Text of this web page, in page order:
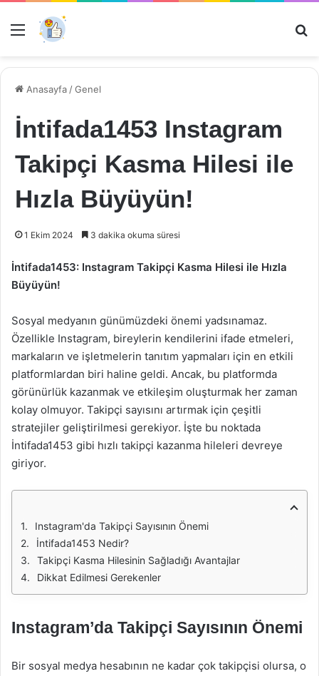
Menü
Anasayfa /Genel
İntifada1453 Instagram
Takipçi Kasma Hilesi ile
Hızla Büyüyün!
1 Ekim 2024 3 dakika okuma süresi
İntifada1453: Instagram Takipçi Kasma Hilesi ile Hızla
Büyüyün!
Sosyal medyanın günümüzdeki önemi yadsınamaz.
Özellikle Instagram, bireylerin kendilerini ifade etmeleri,
markaların ve işletmelerin tanıtım yapmaları için en etkili
platformlardan biri haline geldi. Ancak, bu platformda
görünürlük kazanmak ve etkileşim oluşturmak her zaman
kolay olmuyor. Takipçi sayısını artırmak için çeşitli
stratejiler geliştirilmesi gerekiyor. İşte bu noktada
İntifada1453 gibi hızlı takipçi kazanma hileleri devreye
giriyor.
Instagram'da Takipçi Sayısının Önemi
İntifada1453 Nedir?
Takipçi Kasma Hilesinin Sağladığı Avantajlar
Dikkat Edilmesi Gerekenler
Instagram’da Takipçi Sayısının Önemi
Bir sosyal medya hesabının ne kadar çok takipçisi olursa, o